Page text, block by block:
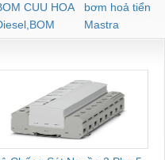
CUU HOA
CHAY
bơm hoả tiển
Mastra